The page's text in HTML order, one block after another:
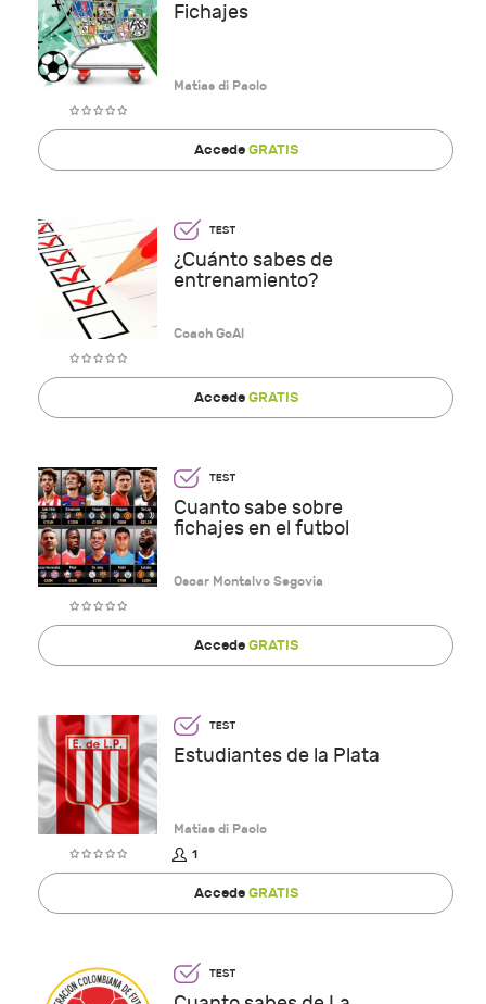
Fichajes
Matias di Paolo
AccedeGRATIS
¿Cuánto sabes de
entrenamiento?
Coach GoAl
AccedeGRATIS
Cuanto sabe sobre
fichajes en el futbol
Oscar Montalvo Segovia
AccedeGRATIS
Estudiantes de la Plata
Matias di Paolo
1
AccedeGRATIS